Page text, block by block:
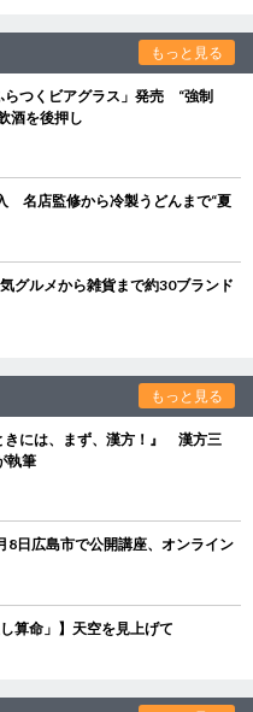
もっと見る
らつくビアグラス」発売 “強制
酒を後押し
名店監修から冷製うどんまで“夏
グルメから雑貨まで約30ブランド
もっと見る
きには、まず、漢方！』 漢方三
執筆
日広島市で公開講座、オンライン
算命」】天空を見上げて